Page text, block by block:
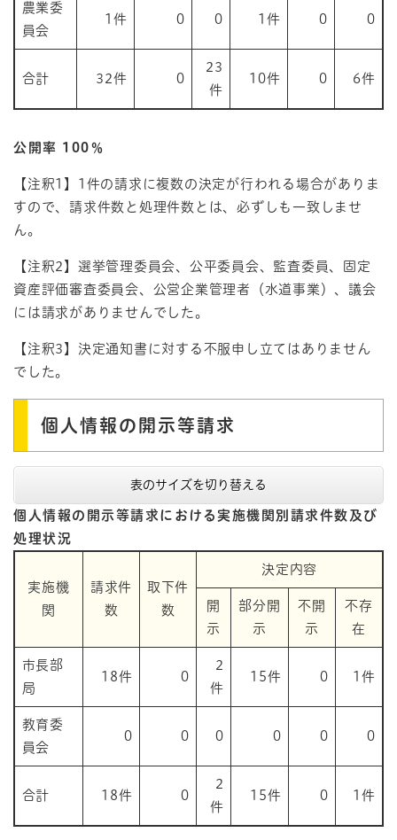
農業委
員会
1件 0 0 1件 0 0
合計 32件 0
23
件
10件 0 6件
公開率 100％
【注釈1】1件の請求に複数の決定が行われる場合がありま
すので、請求件数と処理件数とは、必ずしも一致しませ
ん。
【注釈2】選挙管理委員会、公平委員会、監査委員、固定
資産評価審査委員会、公営企業管理者（水道事業）、議会
には請求がありませんでした。
【注釈3】決定通知書に対する不服申し立てはありません
でした。
個人情報の開示等請求
表のサイズを切り替える
個人情報の開示等請求における実施機関別請求件数及び
処理状況
実施機
関
請求件
数
取下件
数
決定内容
開
示
部分開
示
不開
示
不存
在
市長部
局
18件 0
2
件
15件 0 1件
教育委
員会
0 0 0 0 0 0
合計 18件 0
2
件
15件 0 1件